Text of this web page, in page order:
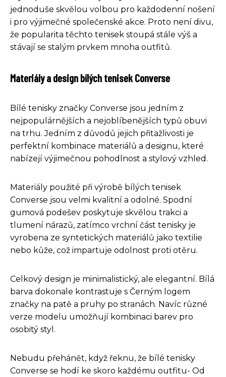
jednoduše skvělou volbou pro každodenní nošení
i pro výjimečné společenské akce. Proto není divu,
že popularita těchto tenisek stoupá stále výš a
stávají se stalým prvkem mnoha outfitů.
Materiály a design bílých tenisek Converse
Bílé tenisky značky Converse jsou jedním z
nejpopulárnějších a nejoblíbenějších typů obuvi
na trhu. Jedním z důvodů jejich přitažlivosti je
perfektní kombinace materiálů a designu, které
nabízejí výjimečnou pohodlnost a stylový vzhled.
Materiály použité při výrobě bílých tenisek
Converse jsou velmi kvalitní a odolné. Spodní
gumová podešev poskytuje skvělou trakci a
tlumení nárazů, zatímco vrchní část tenisky je
vyrobena ze syntetických materiálů jako textilie
nebo kůže, což impartuje odolnost proti otěru.
Celkový design je minimalistický, ale elegantní. Bílá
barva dokonale kontrastuje s Černým logem
značky na patě a pruhy po stranách. Navíc různé
verze modelu umožňují kombinaci barev pro
osobitý styl.
Nebudu přehánět, když řeknu, že bílé tenisky
Converse se hodí ke skoro každému outfitu- Od